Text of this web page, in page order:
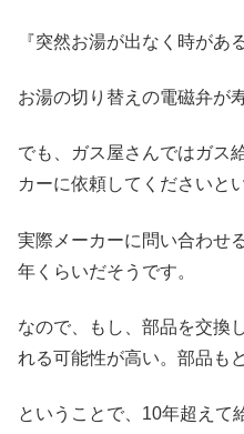
『突然お湯が出なく時があ
お湯の切り替えの電磁弁が
でも、ガス屋さんではガス
カーに依頼してくださいと
実際メーカーに問い合わせ
年くらいだそうです。
なので、もし、部品を交換
れる可能性が高い。部品も
ということで、10年超えて